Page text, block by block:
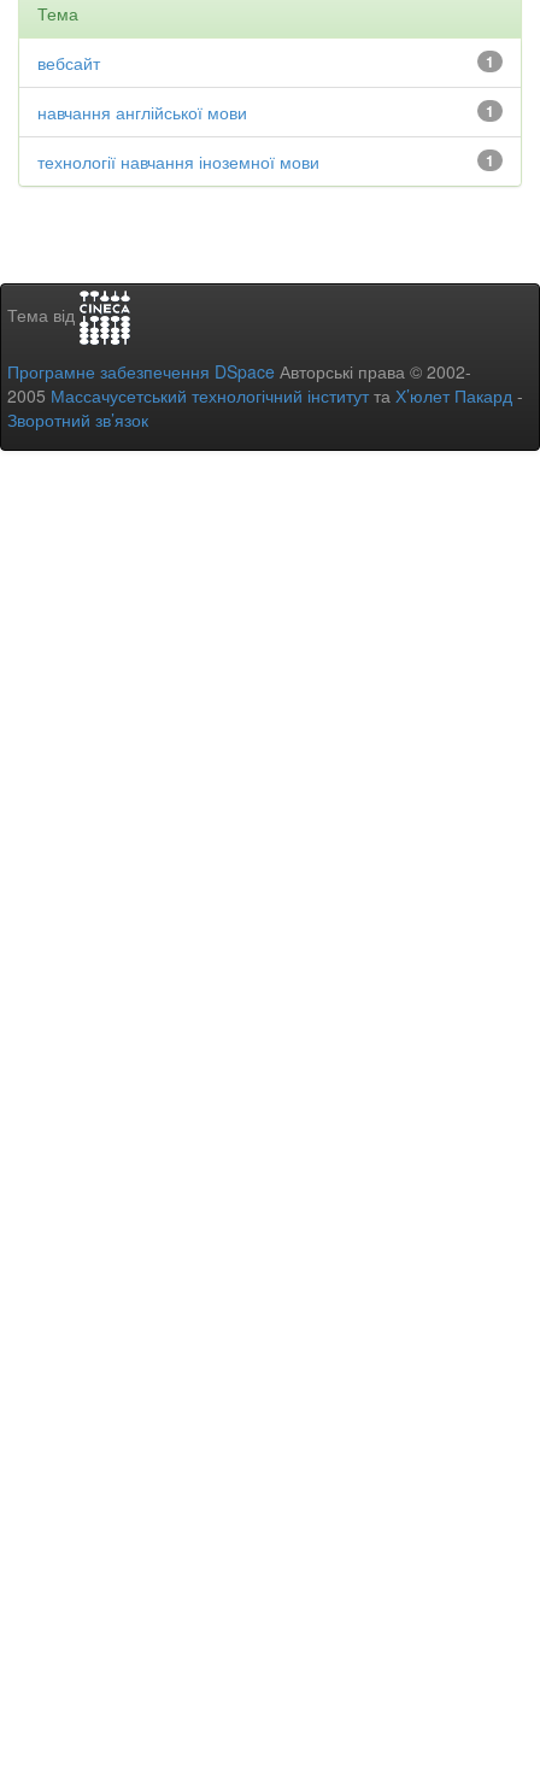
Тема
1
вебсайт
1
навчання англійської мови
1
технології навчання іноземної мови
Тема від
Програмне забезпечення DSpace Авторські права © 2002-
2005 Массачусетський технологічний інститутта Х’юлет Пакард -
Зворотний зв’язок